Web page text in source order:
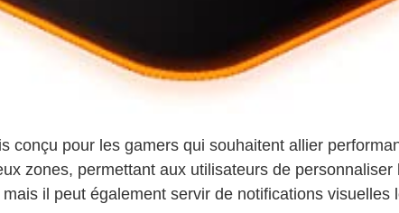
conçu pour les gamers qui souhaitent allier
zones, permettant aux utilisateurs de
il peut également servir de notifications visuelles